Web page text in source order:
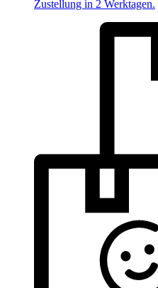
Zustellung in 2 Werktagen.